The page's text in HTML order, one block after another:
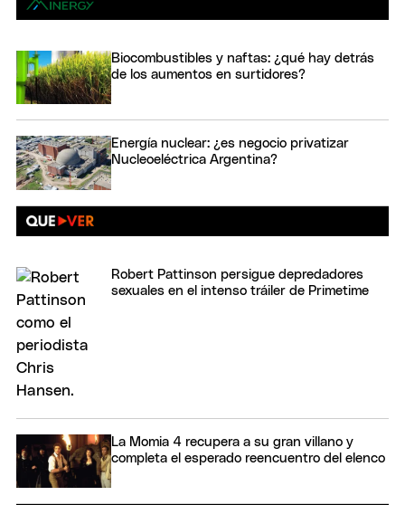
Biocombustibles y naftas: ¿qué hay detrás
de los aumentos en surtidores?
Energía nuclear: ¿es negocio privatizar
Nucleoeléctrica Argentina?
Robert Pattinson persigue depredadores
sexuales en el intenso tráiler de Primetime
La Momia 4 recupera a su gran villano y
completa el esperado reencuentro del elenco